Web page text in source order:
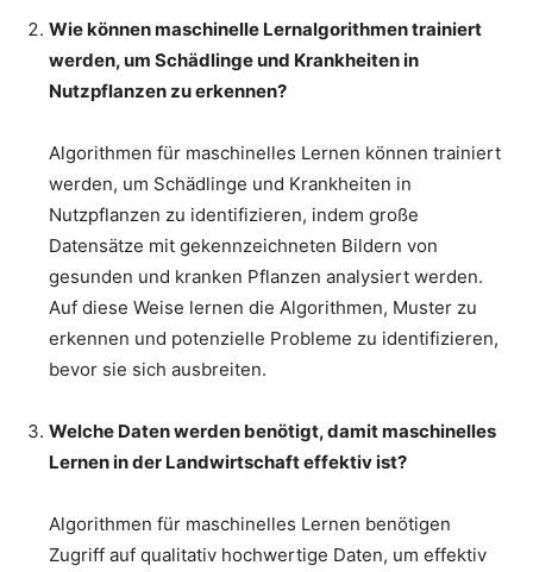
Wie können maschinelle Lernalgorithmen trainiert
werden, um Schädlinge und Krankheiten in
Nutzpflanzen zu erkennen?
Algorithmen für maschinelles Lernen können trainiert
werden, um Schädlinge und Krankheiten in
Nutzpflanzen zu identifizieren, indem große
Datensätze mit gekennzeichneten Bildern von
gesunden und kranken Pflanzen analysiert werden.
Auf diese Weise lernen die Algorithmen, Muster zu
erkennen und potenzielle Probleme zu identifizieren,
bevor sie sich ausbreiten.
Welche Daten werden benötigt, damit maschinelles
Lernen in der Landwirtschaft effektiv ist?
Algorithmen für maschinelles Lernen benötigen
Zugriff auf qualitativ hochwertige Daten, um effektiv